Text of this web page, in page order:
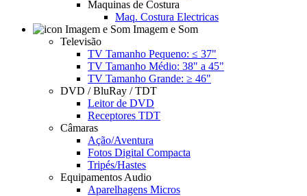
Maquinas de Costura
Maq. Costura Electricas
Imagem e Som
Televisão
TV Tamanho Pequeno: ≤ 37"
TV Tamanho Médio: 38" a 45"
TV Tamanho Grande: ≥ 46"
DVD / BluRay / TDT
Leitor de DVD
Receptores TDT
Câmaras
Ação/Aventura
Fotos Digital Compacta
Tripés/Hastes
Equipamentos Audio
Aparelhagens Micros